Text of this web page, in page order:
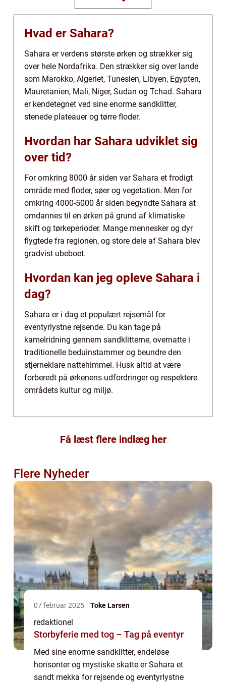
Hvad er Sahara?
Sahara er verdens største ørken og strækker sig
over hele Nordafrika. Den strækker sig over lande
som Marokko, Algeriet, Tunesien, Libyen, Egypten,
Mauretanien, Mali, Niger, Sudan og Tchad. Sahara
er kendetegnet ved sine enorme sandklitter,
stenede plateauer og tørre floder.
Hvordan har Sahara udviklet sig
over tid?
For omkring 8000 år siden var Sahara et frodigt
område med floder, søer og vegetation. Men for
omkring 4000-5000 år siden begyndte Sahara at
omdannes til en ørken på grund af klimatiske
skift og tørkeperioder. Mange mennesker og dyr
flygtede fra regionen, og store dele af Sahara blev
gradvist ubeboet.
Hvordan kan jeg opleve Sahara i
dag?
Sahara er i dag et populært rejsemål for
eventyrlystne rejsende. Du kan tage på
kamelridning gennem sandklitterne, overnatte i
traditionelle beduinstammer og beundre den
stjerneklare nattehimmel. Husk altid at være
forberedt på ørkenens udfordringer og respektere
områdets kultur og miljø.
Få læst flere indlæg her
Flere Nyheder
07 februar 2025 Toke Larsen
redaktionel
Storbyferie med tog – Tag på eventyr
Med sine enorme sandklitter, endeløse
horisonter og mystiske skatte er Sahara et
sandt mekka for rejsende og eventyrlystne